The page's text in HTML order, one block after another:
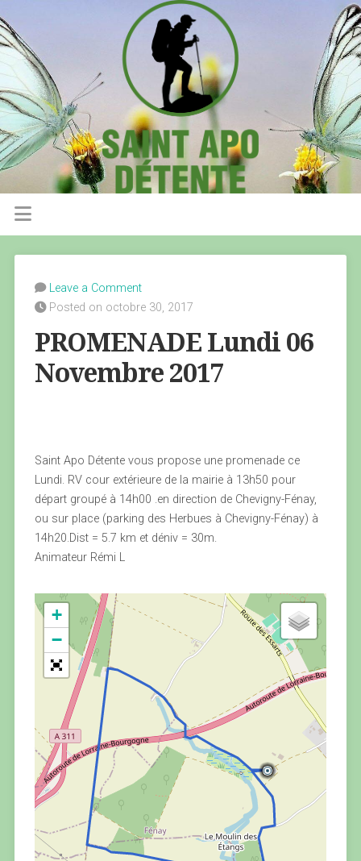
Leave a Comment
Posted on octobre 30, 2017
PROMENADE Lundi 06
Novembre 2017
Saint Apo Détente vous propose une promenade ce
Lundi. RV cour extérieure de la mairie à 13h50 pour
départ groupé à 14h00 .en direction de Chevigny-Fénay,
ou sur place (parking des Herbues à Chevigny-Fénay) à
14h20.Dist = 5.7 km et déniv = 30m.
Animateur Rémi L
+
−